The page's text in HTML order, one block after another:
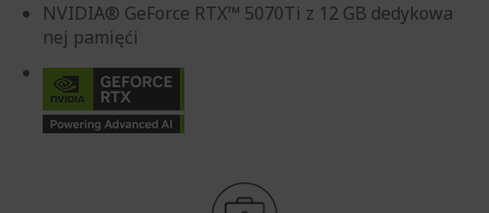
NVIDIA® GeForce RTX™ 5070Ti z 12 GB dedykowa
nej pamięći